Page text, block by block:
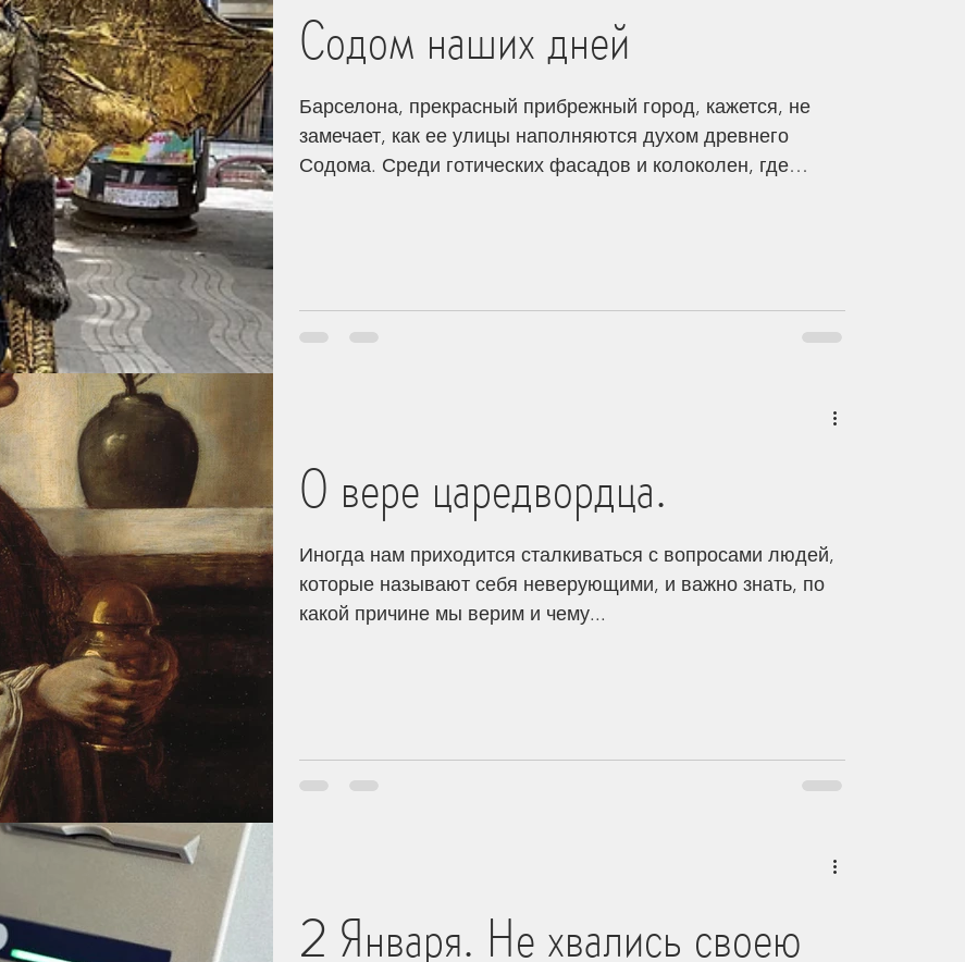
Содом наших дней
Барселона, прекрасный прибрежный город, кажется, не
замечает, как ее улицы наполняются духом древнего
Содома. Среди готических фасадов и колоколен, где
свою свободу, как будто завтра не наступит. Лень — не
просто слабость, а стиль жизни. Работать — скучно,
О вере царедвордца.
Иногда нам приходится сталкиваться с вопросами людей,
которые называют себя неверующими, и важно знать, по
какой причине мы верим и чему...
2 Января. Не хвались своею